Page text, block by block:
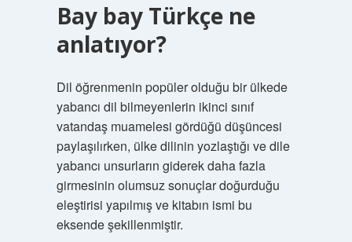
Bay bay Türkçe ne
anlatıyor?
Dil öğrenmenin popüler olduğu bir ülkede
yabancı dil bilmeyenlerin ikinci sınıf
vatandaş muamelesi gördüğü düşüncesi
paylaşılırken, ülke dilinin yozlaştığı ve dile
yabancı unsurların giderek daha fazla
girmesinin olumsuz sonuçlar doğurduğu
eleştirisi yapılmış ve kitabın ismi bu
eksende şekillenmiştir.